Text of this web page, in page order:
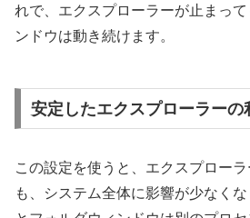
れで、エクスプローラーが止まっ
ンドウは動き続けます。
安定したエクスプローラーの
この設定を使うと、エクスプロー
も、システム全体に影響が少なく